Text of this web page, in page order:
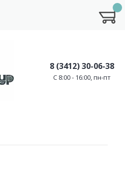
8 (3412) 30-06-38
C 8:00 - 16:00, пн-пт